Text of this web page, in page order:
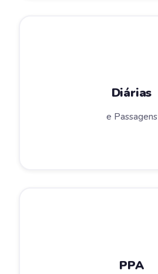
Diárias
e Passagens
PPA